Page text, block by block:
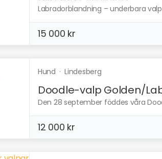
Labradorblandning – underbara
15 000 kr
Hund ·Lindesberg
Doodle-valp Golden/
Den 28 september föddes våra
12 000 kr